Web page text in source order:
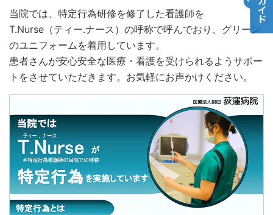
当院では、特定行為研修を修了した看護師を
T.Nurse（ティー.ナース）の呼称で呼んでおり、グリーン
のユニフォームを着用しています。
患者さんが安心安全な医療・看護を受けられるようサポー
トをさせていただきます。お気軽にお声かけください。